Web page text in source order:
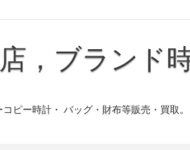
，ブランド
ピー時計・ バッグ・財布等販売・買取。